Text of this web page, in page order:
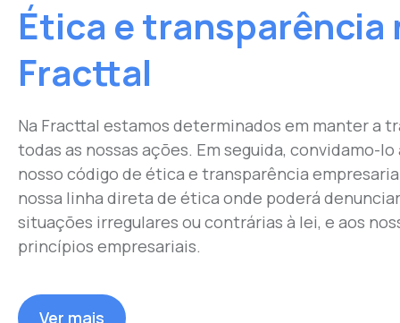
Ética e transparência
Fracttal
Na Fracttal estamos determinados em manter a
todas as nossas ações. Em seguida, convidamo-
nosso código de ética e transparência
nossa linha direta de ética onde poderá
situações irregulares ou contrárias à lei, e aos
princípios empresariais.
Ver mais